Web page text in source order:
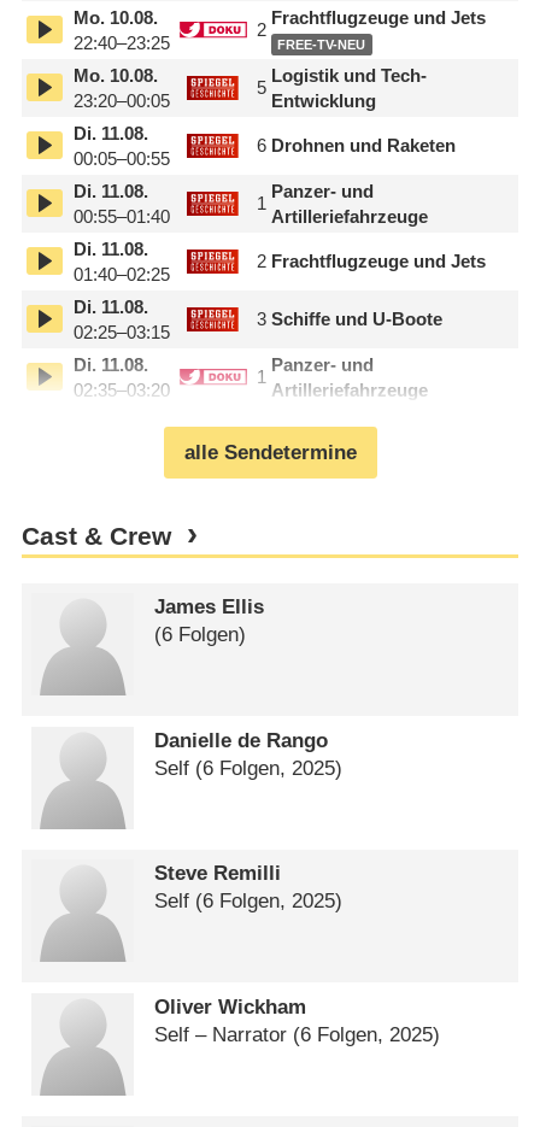
Mo.10.08.
22:40–23:25
2
Frachtflugzeuge und Jets
FREE-TV-NEU
Mo.10.08.
23:20–00:05
5
Logistik und Tech-
Entwicklung
Di.11.08.
00:05–00:55
6 Drohnen und Raketen
Di.11.08.
00:55–01:40
1
Panzer- und
Artilleriefahrzeuge
Di.11.08.
01:40–02:25
2 Frachtflugzeuge und Jets
Di.11.08.
02:25–03:15
3 Schiffe und U-Boote
Di. 11.08.
02:35–03:20
1
Panzer- und
Artilleriefahrzeuge
alle Sendetermine
Cast & Crew
James Ellis
(6 Folgen)
Danielle de Rango
Self (6 Folgen, 2025)
Steve Remilli
Self (6 Folgen, 2025)
Oliver Wickham
Self – Narrator (6 Folgen, 2025)